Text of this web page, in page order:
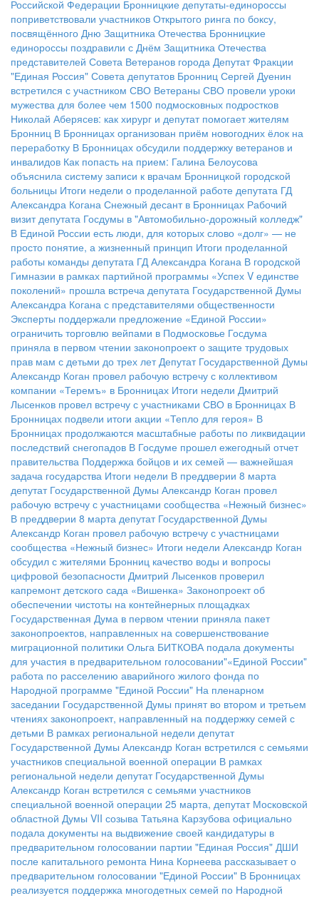
Российской Федерации Бронницкие депутаты-единороссы
поприветствовали участников Открытого ринга по боксу,
посвящённого Дню Защитника Отечества Бронницкие
единороссы поздравили с Днём Защитника Отечества
представителей Совета Ветеранов города Депутат Фракции
"Единая Россия" Совета депутатов Бронниц Сергей Дуенин
встретился с участником СВО Ветераны СВО провели уроки
мужества для более чем 1500 подмосковных подростков
Николай Аберясев: как хирург и депутат помогает жителям
Бронниц В Бронницах организован приём новогодних ёлок на
переработку В Бронницах обсудили поддержку ветеранов и
инвалидов Как попасть на прием: Галина Белоусова
объяснила систему записи к врачам Бронницкой городской
больницы Итоги недели о проделанной работе депутата ГД
Александра Когана Снежный десант в Бронницах Рабочий
визит депутата Госдумы в "Автомобильно-дорожный колледж"
В Единой России есть люди, для которых слово «долг» — не
просто понятие, а жизненный принцип Итоги проделанной
работы команды депутата ГД Александра Когана В городской
Гимназии в рамках партийной программы «Успех V единстве
поколений» прошла встреча депутата Государственной Думы
Александра Когана с представителями общественности
Эксперты поддержали предложение «Единой России»
ограничить торговлю вейпами в Подмосковье Госдума
приняла в первом чтении законопроект о защите трудовых
прав мам с детьми до трех лет Депутат Государственной Думы
Александр Коган провел рабочую встречу с коллективом
компании «Теремъ» в Бронницах Итоги недели Дмитрий
Лысенков провел встречу с участниками СВО в Бронницах В
Бронницах подвели итоги акции «Тепло для героя» В
Бронницах продолжаются масштабные работы по ликвидации
последствий снегопадов В Госдуме прошел ежегодный отчет
правительства Поддержка бойцов и их семей — важнейшая
задача государства Итоги недели В преддверии 8 марта
депутат Государственной Думы Александр Коган провел
рабочую встречу с участницами сообщества «Нежный бизнес»
В преддверии 8 марта депутат Государственной Думы
Александр Коган провел рабочую встречу с участницами
сообщества «Нежный бизнес» Итоги недели Александр Коган
обсудил с жителями Бронниц качество воды и вопросы
цифровой безопасности Дмитрий Лысенков проверил
капремонт детского сада «Вишенка» Законопроект об
обеспечении чистоты на контейнерных площадках
Государственная Дума в первом чтении приняла пакет
законопроектов, направленных на совершенствование
миграционной политики Ольга БИТКОВА подала документы
для участия в предварительном голосовании"«Единой России"
работа по расселению аварийного жилого фонда по
Народной программе "Единой России" На пленарном
заседании Государственной Думы принят во втором и третьем
чтениях законопроект, направленный на поддержку семей с
детьми В рамках региональной недели депутат
Государственной Думы Александр Коган встретился с семьями
участников специальной военной операции В рамках
региональной недели депутат Государственной Думы
Александр Коган встретился с семьями участников
специальной военной операции 25 марта, депутат Московской
областной Думы VII созыва Татьяна Карзубова официально
подала документы на выдвижение своей кандидатуры в
предварительном голосовании партии "Единая Россия" ДШИ
после капитального ремонта Нина Корнеева рассказывает о
предварительном голосовании "Единой России" В Бронницах
реализуется поддержка многодетных семей по Народной